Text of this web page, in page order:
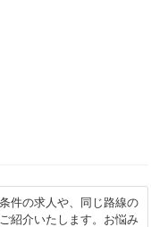
件の求人や、同じ路線の
紹介いたします。お悩み